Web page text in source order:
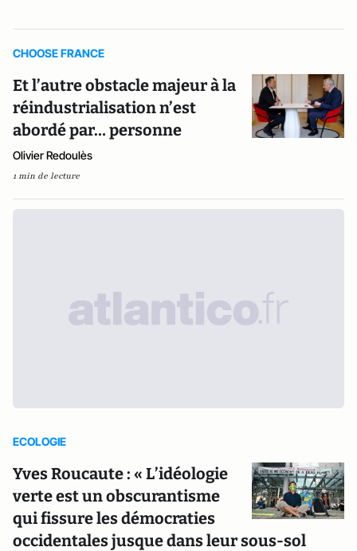
CHOOSE FRANCE
Et l’autre obstacle majeur à la
réindustrialisation n’est
abordé par… personne
Olivier Redoulès
1 min de lecture
ECOLOGIE
Yves Roucaute : « L’idéologie
verte est un obscurantisme
qui fissure les démocraties
occidentales jusque dans leur sous-sol